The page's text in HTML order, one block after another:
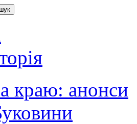
краю: анонси